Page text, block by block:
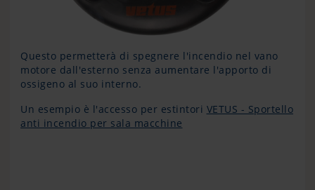
Questo permetterà di spegnere l'incendio nel vano
motore dall'esterno senza aumentare l'apporto di
ossigeno al suo interno.
Un esempio è l'accesso per estintori VETUS - Sportello
anti incendio per sala macchine